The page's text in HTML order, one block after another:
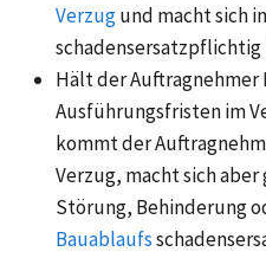
Verzugund macht sich
schadensersatzpflichtig
Hält der
Ausführungsfristen im
kommt der
Verzug, macht sich
Störung, Behinderung
Bauablaufs